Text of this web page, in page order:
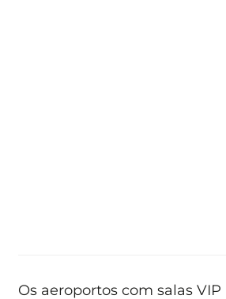
Os aeroportos com salas VIP